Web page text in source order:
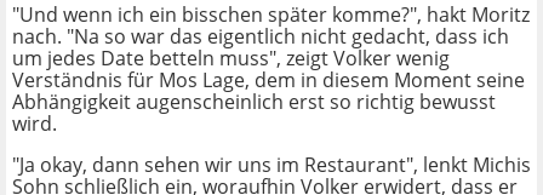
"Und wenn ich ein bisschen später komme?", hakt Moritz
nach. "Na so war das eigentlich nicht gedacht, dass ich
um jedes Date betteln muss", zeigt Volker wenig
Verständnis für Mos Lage, dem in diesem Moment seine
Abhängigkeit augenscheinlich erst so richtig bewusst
wird.
"Ja okay, dann sehen wir uns im Restaurant", lenkt Michis
Sohn schließlich ein, woraufhin Volker erwidert, dass er